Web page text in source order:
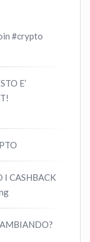
#crypto
E’
I CASHBACK